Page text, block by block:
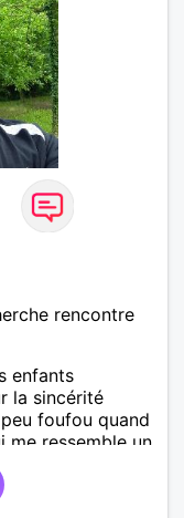
rencontre
enfants
la sincérité
foufou quand
me ressemble un